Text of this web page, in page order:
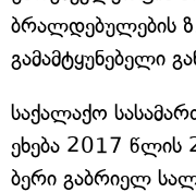
ბრალდებულების
გამამტყუნებელი
საქალაქო
ეხება 2017 წლის
ბერი გაბრიელ